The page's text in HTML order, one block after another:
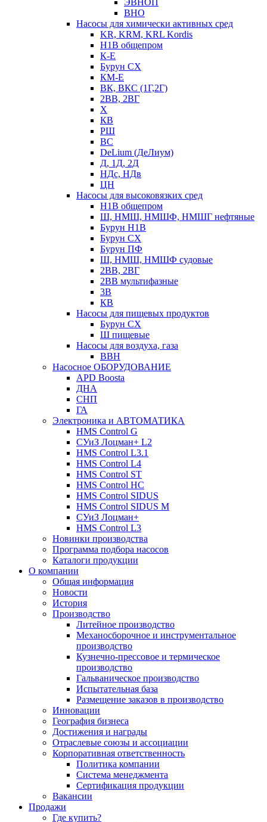
ЭВНОП
ВНО
Насосы для химически активных сред
KR, KRM, KRL Kordis
Н1В общепром
К-Е
Бурун СХ
КМ-Е
ВК, ВКС (1Г,2Г)
2ВВ, 2ВГ
Х
КВ
РШ
ВС
DeLium (ДеЛиум)
Д, 1Д, 2Д
НДс, НДв
ЦН
Насосы для высоковязких сред
Н1В общепром
Ш, НМШ, НМШФ, НМШГ нефтяные
Бурун Н1В
Бурун СХ
Бурун ПФ
Ш, НМШ, НМШФ судовые
2ВВ, 2ВГ
2ВВ мультифазные
3В
КВ
Насосы для пищевых продуктов
Бурун СХ
Ш пищевые
Насосы для воздуха, газа
ВВН
Насосное ОБОРУДОВАНИЕ
APD Boosta
ДНА
СНП
ГА
Электроника и АВТОМАТИКА
HMS Control G
СУиЗ Лоцман+ L2
HMS Control L3.1
HMS Control L4
HMS Control ST
HMS Control HC
HMS Control SIDUS
HMS Control SIDUS M
СУиЗ Лоцман+
HMS Control L3
Новинки производства
Программа подбора насосов
Каталоги продукции
О компании
Общая информация
Новости
История
Производство
Литейное производство
Механосборочное и инструментальное
производство
Кузнечно-прессовое и термическое
производство
Гальваническое производство
Испытательная база
Размещение заказов в производство
Инновации
География бизнеса
Достижения и награды
Отраслевые союзы и ассоциации
Корпоративная ответственность
Политика компании
Система менеджмента
Сертификация продукции
Вакансии
Продажи
Где купить?